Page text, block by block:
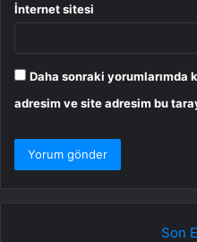
İnternet sitesi
Daha sonraki yorumlarımda
adresim ve site adresim bu
Son